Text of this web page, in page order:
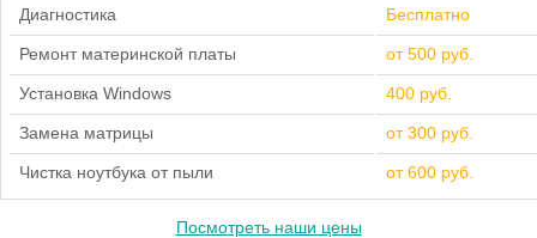
Диагностика Бесплатно
Ремонт материнской платы от 500 руб.
Установка Windows 400 руб.
Замена матрицы от 300 руб.
Чистка ноутбука от пыли от 600 руб.
Посмотреть наши цены